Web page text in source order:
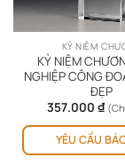
KỶ NIỆM
KỶ NIỆM
NGHIỆP CÔNG
ĐẸP
357.000 ₫
YÊU CẦU